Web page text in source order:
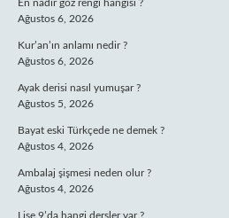
En nadir göz rengi hangisi ?
Ağustos 6, 2026
Kur’an’ın anlamı nedir ?
Ağustos 6, 2026
Ayak derisi nasıl yumuşar ?
Ağustos 5, 2026
Bayat eski Türkçede ne demek ?
Ağustos 4, 2026
Ambalaj şişmesi neden olur ?
Ağustos 4, 2026
Lise 9’da hangi dersler var ?